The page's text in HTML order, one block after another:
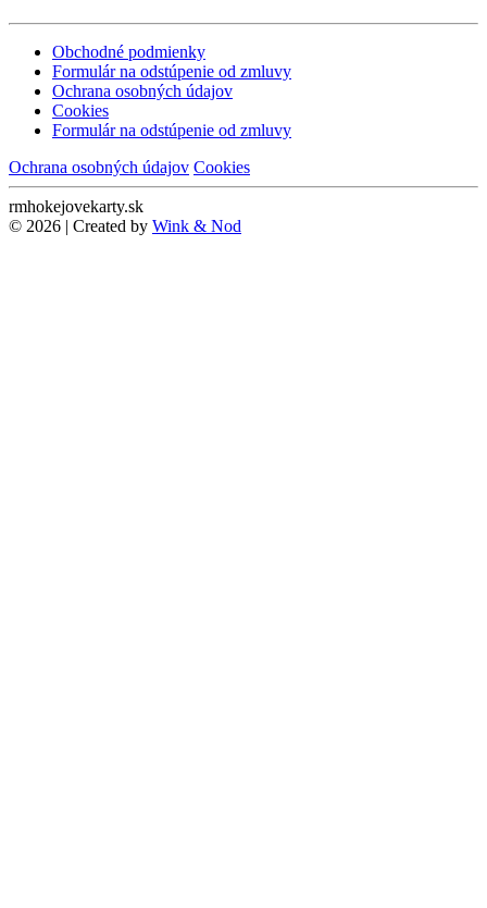
Obchodné podmienky
Formulár na odstúpenie od zmluvy
Ochrana osobných údajov
Cookies
Formulár na odstúpenie od zmluvy
Ochrana osobných údajov Cookies
rmhokejovekarty.sk
© 2026 | Created by Wink & Nod